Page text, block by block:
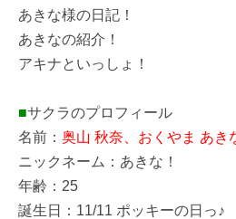
あきな様の日記！
あきなの紹介！
アキナといっしょ！
■サクラのプロフィール
名前： 奥山 秋奈、おくやま あき
ニックネーム：あきな！
年齢：25
誕生日：11/11 ポッキーの日っ♪